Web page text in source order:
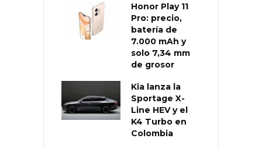
Honor Play 11
Pro: precio,
batería de
7.000 mAh y
solo 7,34 mm
de grosor
Kia lanza la
Sportage X-
Line HEV y el
K4 Turbo en
Colombia